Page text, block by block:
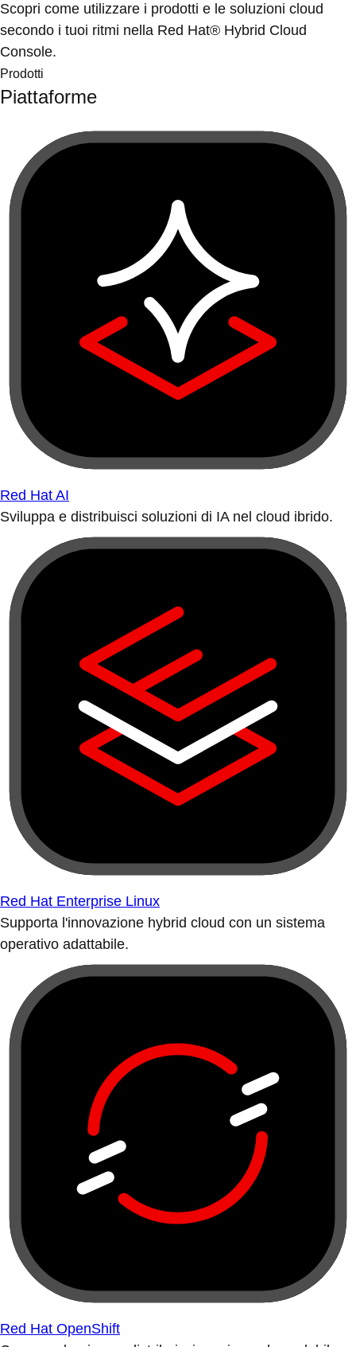
Scopri come utilizzare i prodotti e le soluzioni cloud
secondo i tuoi ritmi nella Red Hat® Hybrid Cloud
Console.
Prodotti
Piattaforme
Red Hat AI
Sviluppa e distribuisci soluzioni di IA nel cloud ibrido.
Red Hat Enterprise Linux
Supporta l'innovazione hybrid cloud con un sistema
operativo adattabile.
Red Hat OpenShift